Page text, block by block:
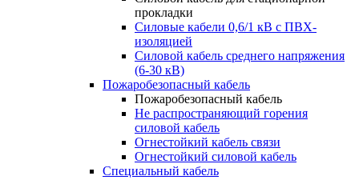
прокладки
Силовые кабели 0,6/1 кВ с ПВХ-
изоляцией
Силовой кабель среднего напряжения
(6-30 кВ)
Пожаробезопасный кабель
Пожаробезопасный кабель
Не распространяющий горения
силовой кабель
Огнестойкий кабель связи
Огнестойкий силовой кабель
Специальный кабель